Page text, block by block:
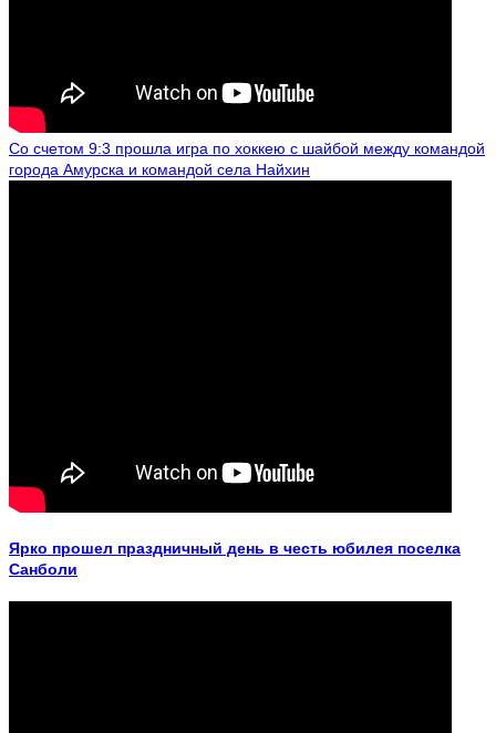
Со счетом 9:3 прошла игра по хоккею с шайбой между командой
города Амурска и командой села Найхин
Ярко прошел праздничный день в честь юбилея поселка
Санболи